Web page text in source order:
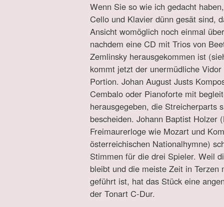
Wenn Sie so wie ich gedacht
Cello und Klavier dünn gesät sind,
Ansicht womöglich noch einmal
nachdem eine CD mit Trios von
Zemlinsky herausgekommen ist
kommt jetzt der unermüdliche
Portion. Johan August Justs
Cembalo oder Pianoforte mit
herausgegeben, die Streicherparts
bescheiden. Johann Baptist Holzer
Freimaurerloge wie Mozart und
österreichischen Nationalhymne)
Stimmen für die drei Spieler. Weil
bleibt und die meiste Zeit in Terzen
geführt ist, hat das Stück eine
der Tonart C-Dur.